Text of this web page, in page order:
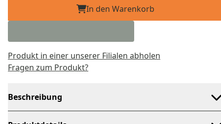
In den Warenkorb
Produkt in einer unserer Filialen abholen
Fragen zum Produkt?
Beschreibung